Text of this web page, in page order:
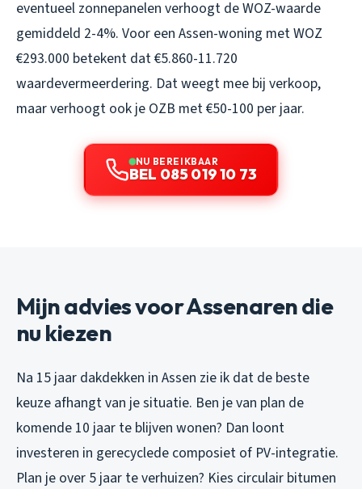
eventueel zonnepanelen verhoogt de WOZ-waarde
gemiddeld 2-4%. Voor een Assen-woning met WOZ
€293.000 betekent dat €5.860-11.720
waardevermeerdering. Dat weegt mee bij verkoop,
maar verhoogt ook je OZB met €50-100 per jaar.
NU BEREIKBAAR
BEL 085 019 10 73
Mijn advies voor Assenaren die
nu kiezen
Na 15 jaar dakdekken in Assen zie ik dat de beste
keuze afhangt van je situatie. Ben je van plan de
komende 10 jaar te blijven wonen? Dan loont
investeren in gerecyclede composiet of PV-integratie.
Plan je over 5 jaar te verhuizen? Kies circulair bitumen